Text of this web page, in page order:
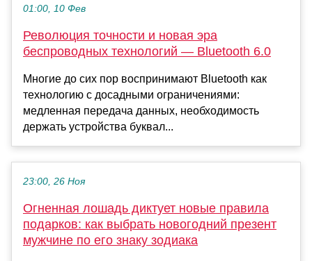
01:00, 10 Фев
Революция точности и новая эра
беспроводных технологий — Bluetooth 6.0
Многие до сих пор воспринимают Bluetooth как
технологию с досадными ограничениями:
медленная передача данных, необходимость
держать устройства буквал...
23:00, 26 Ноя
Огненная лошадь диктует новые правила
подарков: как выбрать новогодний презент
мужчине по его знаку зодиака